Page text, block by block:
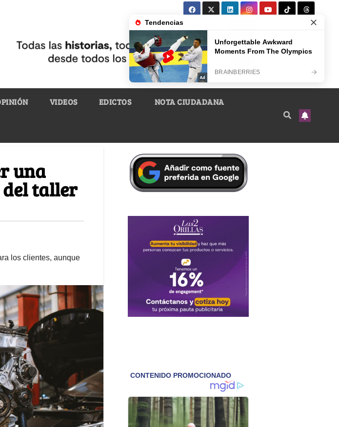
VIDEOS EDICTOS NOTA CIUDADANA
una
del taller
los clientes, aunque